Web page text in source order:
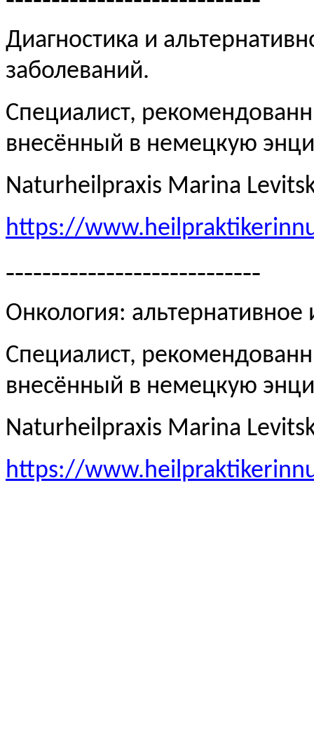
Диагностика и
заболеваний.
Специалист,
внесённый в немецкую
Naturheilpraxis Marina
https://
----------------------------
Онкология:
Специалист,
внесённый в немецкую
Naturheilpraxis Marina
https://